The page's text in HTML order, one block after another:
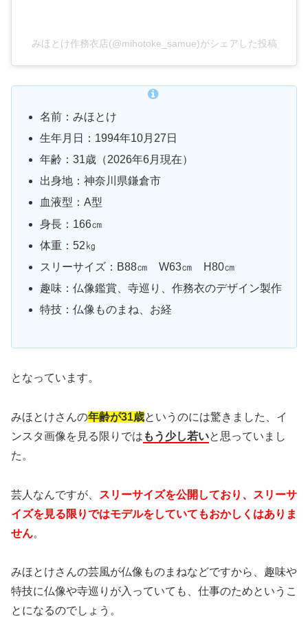
みほとけ作務衣店(@mihotoke_samue)がシェアした投稿
名前：みほとけ
生年月日：1994年10月27日
年齢：31歳（2026年6月現在）
出身地：神奈川県鎌倉市
血液型：A型
身長：166㎝
体重：52㎏
スリーサイズ：B88㎝ W63㎝ H80㎝
趣味：仏像鑑賞、寺巡り、作務衣のデザイン製作
特技：仏像ものまね、お経
となっています。
みほとけさんの年齢が31歳というのには驚きました、イ
ンスタ画像を見る限りでは もう少し若いと思っていまし
た。
芸人なんですが、
スリーサイズを公開しており、スリーサ
イズを見る限りではモデルをしていてもおかしくはありま
せん。
みほとけさんの芸風が仏像ものまねなどですから、趣味や
特技に仏像や寺巡りが入っていても、仕事のためというこ
とになるのでしょう。